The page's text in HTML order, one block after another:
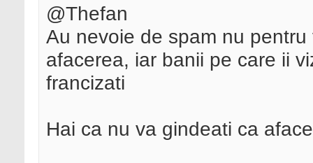
@Thefan
Au nevoie de spam nu
afacerea, iar banii pe care ii
francizati
Hai ca nu va gindeati ca